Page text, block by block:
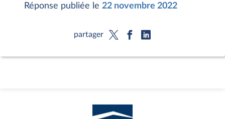
Réponse publiée le 22 novembre 2022
partager